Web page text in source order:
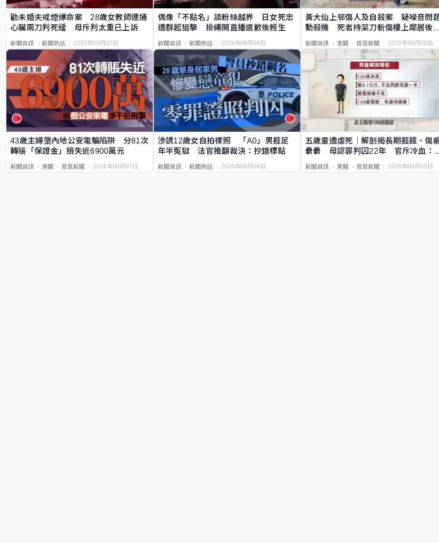
勸未婚夫戒煙爆命案 28歲女教師連捅
心臟兩刀判死緩 母斥判太重已上訴
新聞資訊 新聞熱話 2026年08月05日
偶像「不點名」談粉絲越界 日女死忠
遭群起狙擊 掛繩開直播道歉後輕生
新聞資訊 新聞熱話 2026年08月06日
黃大仙上邨傷人及自殺案 疑噪音問
動殺機 死者持菜刀斬傷樓上鄰居後
新聞資訊 港聞 首頁新聞 2026年08月08日
43歲主婦墮內地公安電騙陷阱 分81次
轉賬「保證金」損失近6900萬元
新聞資訊 港聞 首頁新聞 2026年08月07日
涉誘12歲女自拍祼照 「A0」男捱足
年半冤獄 法官推翻裁決：抄錯標點
新聞資訊 新聞熱話 2026年08月06日
五歲童遭虐死｜解剖揭長期捱餓、傷
纍纍 母認罪判囚22年 官斥冷血：
新聞資訊 港聞 首頁新聞 2026年08月05日